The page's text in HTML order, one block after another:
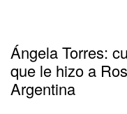
Ángela Torres:
que le hizo a
Argentina